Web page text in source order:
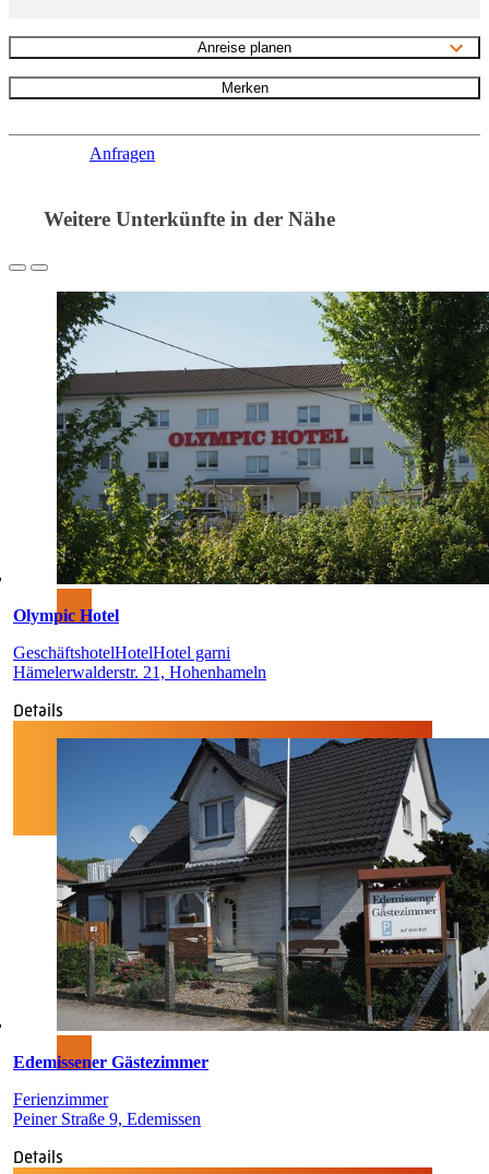
Anreise planen
Merken
Anfragen
Weitere Unterkünfte in der Nähe
Olympic Hotel
GeschäftshotelHotelHotel garni
Hämelerwalderstr. 21, Hohenhameln
Details
Edemissener Gästezimmer
Ferienzimmer
Peiner Straße 9, Edemissen
Details